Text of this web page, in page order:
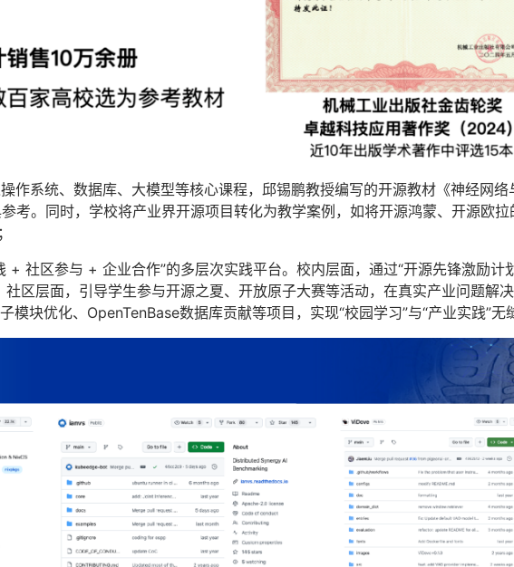
作系统、数据库、大模型等核心课程，邱锡鹏教授编写的开源教材《神经网络
考。同时，学校将产业界开源项目转化为教学案例，如将开源鸿蒙、开源欧拉
+ 社区参与 + 企业合作”的多层次实践平台。校内层面，通过“开源先锋激励计
区层面，引导学生参与开源之夏、开放原子大赛等活动，在真实产业问题解
块优化、OpenTenBase数据库贡献等项目，实现“校园学习”与“产业实践”无